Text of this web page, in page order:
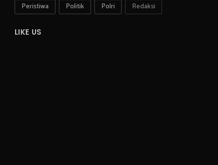
Peristiwa
Politik Polri Redaksi
LIKE US